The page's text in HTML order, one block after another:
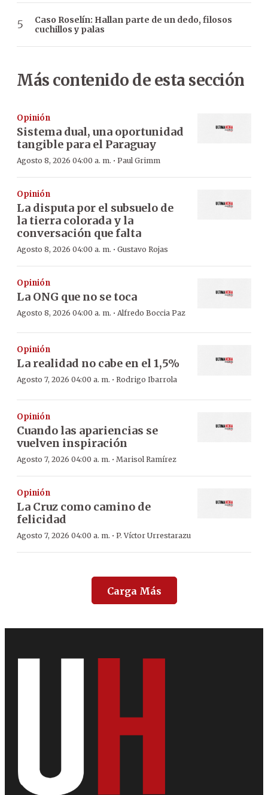
Caso Roselín: Hallan parte de un dedo, filosos
cuchillos y palas
Más contenido de esta sección
Opinión
Sistema dual, una oportunidad
tangible para el Paraguay
Agosto 8, 2026 04:00 a. m. · Paul Grimm
Opinión
La disputa por el subsuelo de
la tierra colorada y la
conversación que falta
Agosto 8, 2026 04:00 a. m. · Gustavo Rojas
Opinión
La ONG que no se toca
Agosto 8, 2026 04:00 a. m. · Alfredo Boccia Paz
Opinión
La realidad no cabe en el 1,5%
Agosto 7, 2026 04:00 a. m. · Rodrigo Ibarrola
Opinión
Cuando las apariencias se
vuelven inspiración
Agosto 7, 2026 04:00 a. m. · Marisol Ramírez
Opinión
La Cruz como camino de
felicidad
Agosto 7, 2026 04:00 a. m. · P. Víctor Urrestarazu
Carga Más